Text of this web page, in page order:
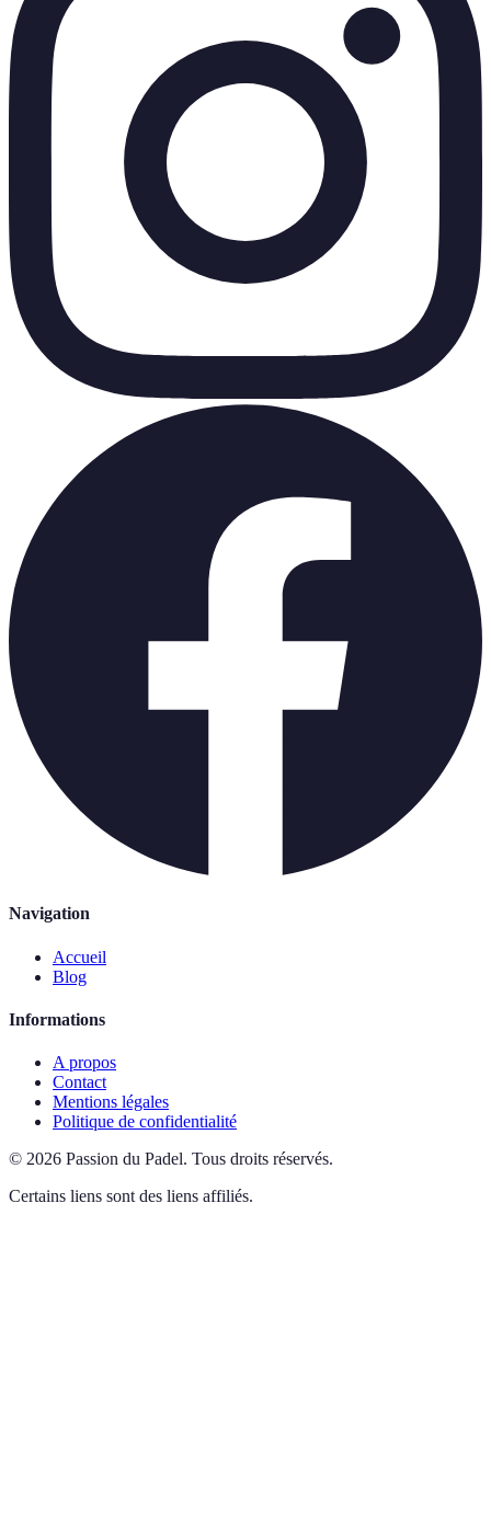
Navigation
Accueil
Blog
Informations
A propos
Contact
Mentions légales
Politique de confidentialité
© 2026 Passion du Padel. Tous droits réservés.
Certains liens sont des liens affiliés.